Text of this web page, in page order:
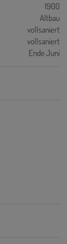
1900
Altbau
vollsaniert
vollsaniert
Ende Juni